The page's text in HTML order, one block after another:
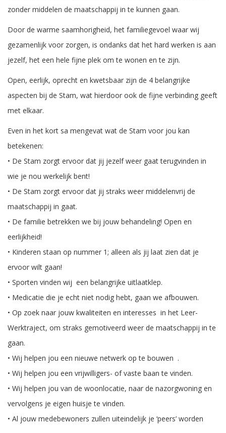
zonder middelen de maatschappij in te kunnen gaan.
Door de warme saamhorigheid, het familiegevoel waar wij
gezamenlijk voor zorgen, is ondanks dat het hard werken is aan
jezelf, het een hele fijne plek om te wonen en te zijn.
Open, eerlijk, oprecht en kwetsbaar zijn de 4 belangrijke
aspecten bij de Stam, wat hierdoor ook de fijne verbinding geeft
met elkaar.
Even in het kort sa mengevat wat de Stam voor jou kan
betekenen:
• De Stam zorgt ervoor dat jij jezelf weer gaat terugvinden in
wie je nou werkelijk bent!
• De Stam zorgt ervoor dat jij straks weer middelenvrij de
maatschappij in gaat.
• De familie betrekken we bij jouw behandeling! Open en
eerlijkheid!
• Kinderen staan op nummer 1; alleen als jij laat zien dat je
ervoor wilt gaan!
• Sporten vinden wij een belangrijke uitlaatklep.
• Medicatie die je echt niet nodig hebt, gaan we afbouwen.
• Op zoek naar jouw kwaliteiten en interesses in het Leer-
Werktraject, om straks gemotiveerd weer de maatschappij in te
gaan.
• Wij helpen jou een nieuwe netwerk op te bouwen .
• Wij helpen jou een vrijwilligers- of vaste baan te vinden.
• Wij helpen jou van de woonlocatie, naar de nazorgwoning en
vervolgens je eigen huisje te vinden.
• Al jouw medebewoners zullen uiteindelijk je ‘peers’ worden